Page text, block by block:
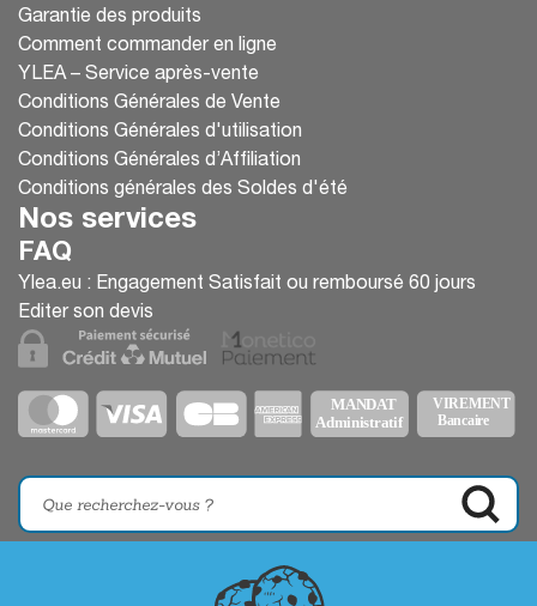
Garantie des produits
Comment commander en ligne
YLEA – Service après-vente
Conditions Générales de Vente
Conditions Générales d'utilisation
Conditions Générales d’Affiliation
Conditions générales des Soldes d'été
Nos services
FAQ
Ylea.eu : Engagement Satisfait ou remboursé 60 jours
Editer son devis